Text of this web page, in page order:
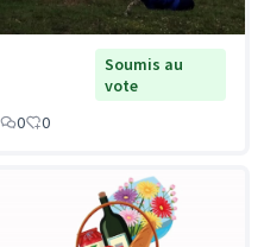
Soumis au
vote
0 0